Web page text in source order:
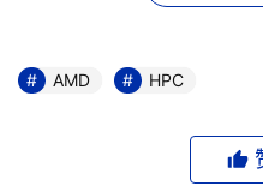
三大创新驱动 打破计算边界
潘晓明介绍称，随着半导体
取决于制程技术的进步，而
提升的40%，而平台和设计
AMD HPC